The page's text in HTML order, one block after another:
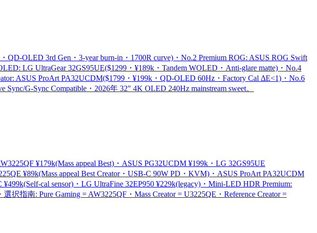
OLED 3rd Gen・3-year burn-in・1700R curve)・No.2 Premium ROG: ASUS ROG Swift
LG UltraGear 32GS95UE($1299・¥189k・Tandem WOLED・Anti-glare matte)・No.4
ASUS ProArt PA32UCDM($1799・¥199k・QD-OLED 60Hz・Factory Cal ΔE<1)・No.6
G-Sync Compatible・2026年 32" 4K OLED 240Hz mainstream sweet。
¥179k(Mass appeal Best)・ASUS PG32UCDM ¥199k・LG 32GS95UE
¥89k(Mass appeal Best Creator・USB-C 90W PD・KVM)・ASUS ProArt PA32UCDM
cal sensor)・LG UltraFine 32EP950 ¥229k(legacy)・Mini-LED HDR Premium:
指南: Pure Gaming = AW3225QF・Mass Creator = U3225QE・Reference Creator =